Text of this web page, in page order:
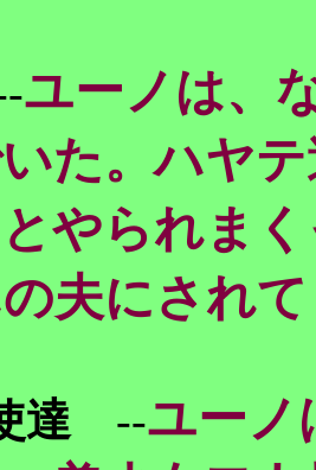
ユーノは、
た。ハヤ
やられま
夫にされ
達 --ユーノ